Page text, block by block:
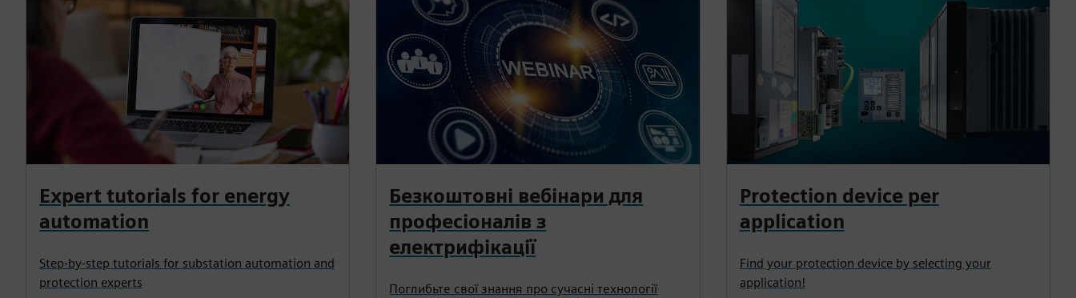
Expert tutorials for energy
automation
Step-by-step tutorials for substation automation and
protection experts
Безкоштовні вебінари для
професіоналів з
електрифікації
Поглибьте свої знання про сучасні технології
Protection device per
application
Find your protection device by selecting your
application!